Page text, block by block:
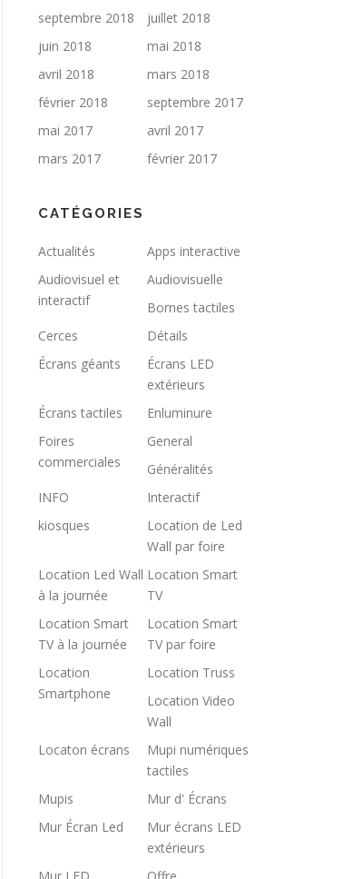
septembre 2018
juillet 2018
juin 2018
mai 2018
avril 2018
mars 2018
février 2018
septembre 2017
mai 2017
avril 2017
mars 2017
février 2017
CATÉGORIES
Actualités
Apps interactive
Audiovisuel et
interactif
Audiovisuelle
Bornes tactiles
Cerces
Détails
Écrans géants
Écrans LED
extérieurs
Écrans tactiles
Enluminure
Foires
commerciales
General
Généralités
INFO
Interactif
kiosques
Location de Led
Wall par foire
Location Led Wall
à la journée
Location Smart
TV
Location Smart
TV à la journée
Location Smart
TV par foire
Location
Smartphone
Location Truss
Location Video
Wall
Locaton écrans
Mupi numériques
tactiles
Mupis
Mur d' Écrans
Mur Écran Led
Mur écrans LED
extérieurs